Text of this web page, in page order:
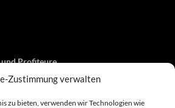
Zustimmung verwalten
zu bieten, verwenden wir Technologien wie
Profiteure
und Web-Proxy…
und…